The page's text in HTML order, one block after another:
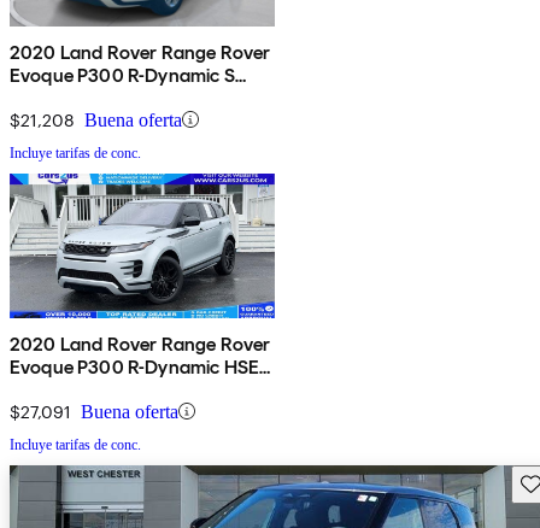
2020 Land Rover Range Rover
Evoque P300 R-Dynamic S
$21,208 Buena oferta
Incluye tarifas de conc.
2020 Land Rover Range Rover
Evoque P300 R-Dynamic HSE
$27,091 Buena oferta
Incluye tarifas de conc.